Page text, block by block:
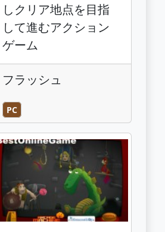
しクリア地点を目指
して進むアクション
ゲーム
フラッシュ
PC